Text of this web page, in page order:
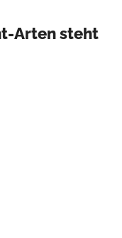
Arten steht